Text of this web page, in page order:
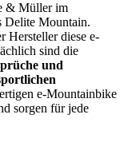
& Müller im
Delite Mountain.
Hersteller diese e-
sind die
und
e-Mountainbike
sorgen für jede